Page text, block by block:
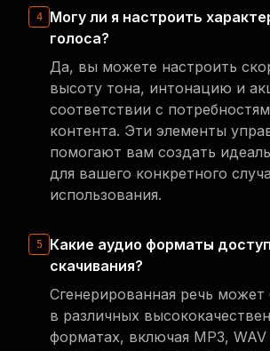
4
Могу ли я настроить
голоса?
Да, вы можете настроить
высоту тона, интонацию и
соответствии с
контента. Эти элементы
помогают вам создать
для вашего конкретного
использования.
5
Какие аудио форматы
скачивания?
Сгенерированная речь может
в различных
форматах, включая MP3, WAV